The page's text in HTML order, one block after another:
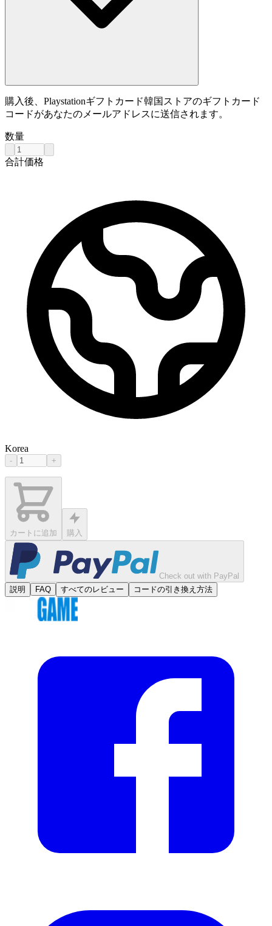
購入後、Playstationギフトカード韓国ストアのギフトカード
コードがあなたのメールアドレスに送信されます。
数量
合計価格
Korea
- +
カートに追加 購入
Check out with PayPal
説明
FAQ すべてのレビュー コードの引き換え方法